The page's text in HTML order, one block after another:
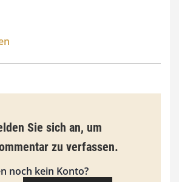
Sie sich an, um
zu verfassen.
noch kein Konto?